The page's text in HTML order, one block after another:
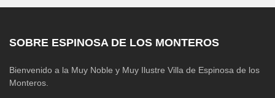
SOBRE ESPINOSA DE LOS MONTEROS
Bienvenido a la Muy Noble y Muy Ilustre Villa de Espinosa de los
Monteros.